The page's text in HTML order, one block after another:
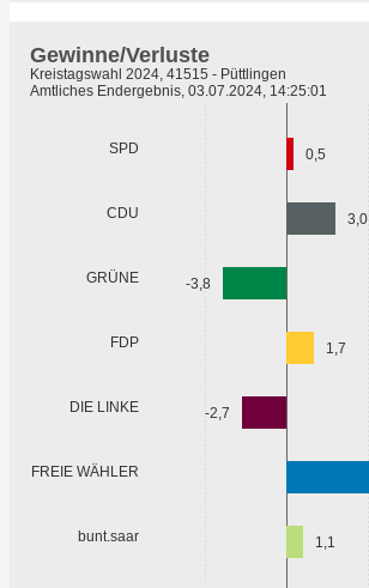
SPD
CDU
GRÜNE
FDP
DIE LINKE
FREIE WÄHLER
bunt.saar
0,5
3,0
-3,8
1,7
-2,7
1,1
Gewinne/Verluste
Kreistagswahl 2024, 41515 - Püttlingen
Amtliches Endergebnis, 03.07.2024, 14:25:01